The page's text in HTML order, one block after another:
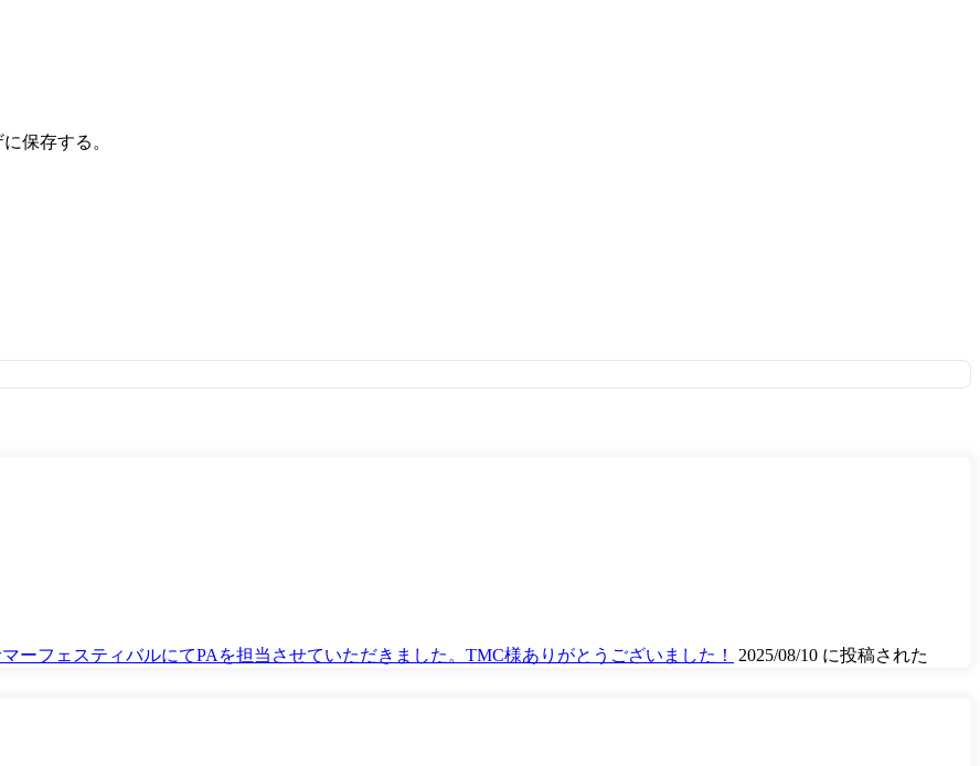
保存する。
ーフェスティバルにてPAを担当させていただきました。TMC様ありがとうございました！ 2025/08/10 に投稿された